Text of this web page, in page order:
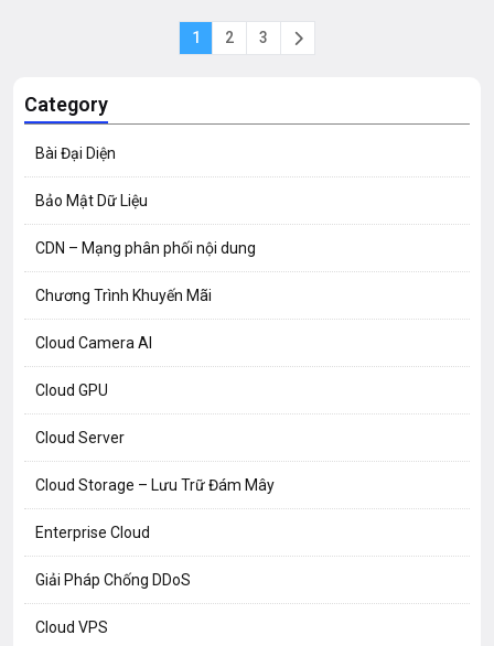
1 2 3
Category
Bài Đại Diện
Bảo Mật Dữ Liệu
CDN – Mạng phân phối nội dung
Chương Trình Khuyến Mãi
Cloud Camera AI
Cloud GPU
Cloud Server
Cloud Storage – Lưu Trữ Đám Mây
Enterprise Cloud
Giải Pháp Chống DDoS
Cloud VPS